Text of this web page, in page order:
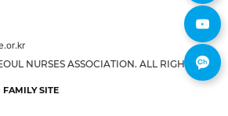
NURSES ASSOCIATION. ALL RIGHTS
FAMILY SITE